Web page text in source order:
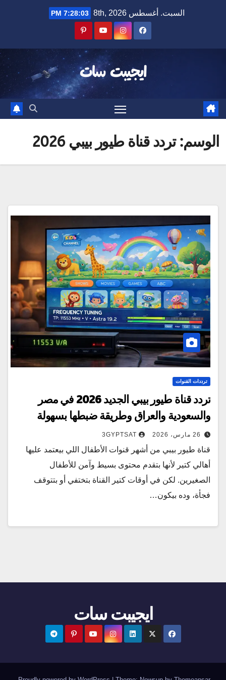
السبت. أغسطس 8th, 2026 7:28:04 PM
ايجيبت سات
الوسم:تردد قناة طيور بيبي 2026
ترددات القنوات
تردد قناة طيور بيبي الجديد 2026 في مصر
والسعودية والعراق وطريقة ضبطها بسهولة
26 مارس، 2026 3GYPTSAT
قناة طيور بيبي من أشهر قنوات الأطفال اللي بيعتمد عليها
أهالي كتير لأنها بتقدم محتوى بسيط وآمن للأطفال
الصغيرين. لكن في أوقات كتير القناة بتختفي أو بتتوقف
فجأة، وده بيكون…
ايجيبت سات